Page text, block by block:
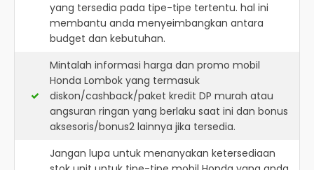
yang tersedia pada tipe-tipe tertentu. hal ini
membantu anda menyeimbangkan antara
budget dan kebutuhan.
Mintalah informasi harga dan promo mobil
Honda Lombok yang termasuk
diskon/cashback/paket kredit DP murah atau
angsuran ringan yang berlaku saat ini dan bonus
aksesoris/bonus2 lainnya jika tersedia.
Jangan lupa untuk menanyakan ketersediaan